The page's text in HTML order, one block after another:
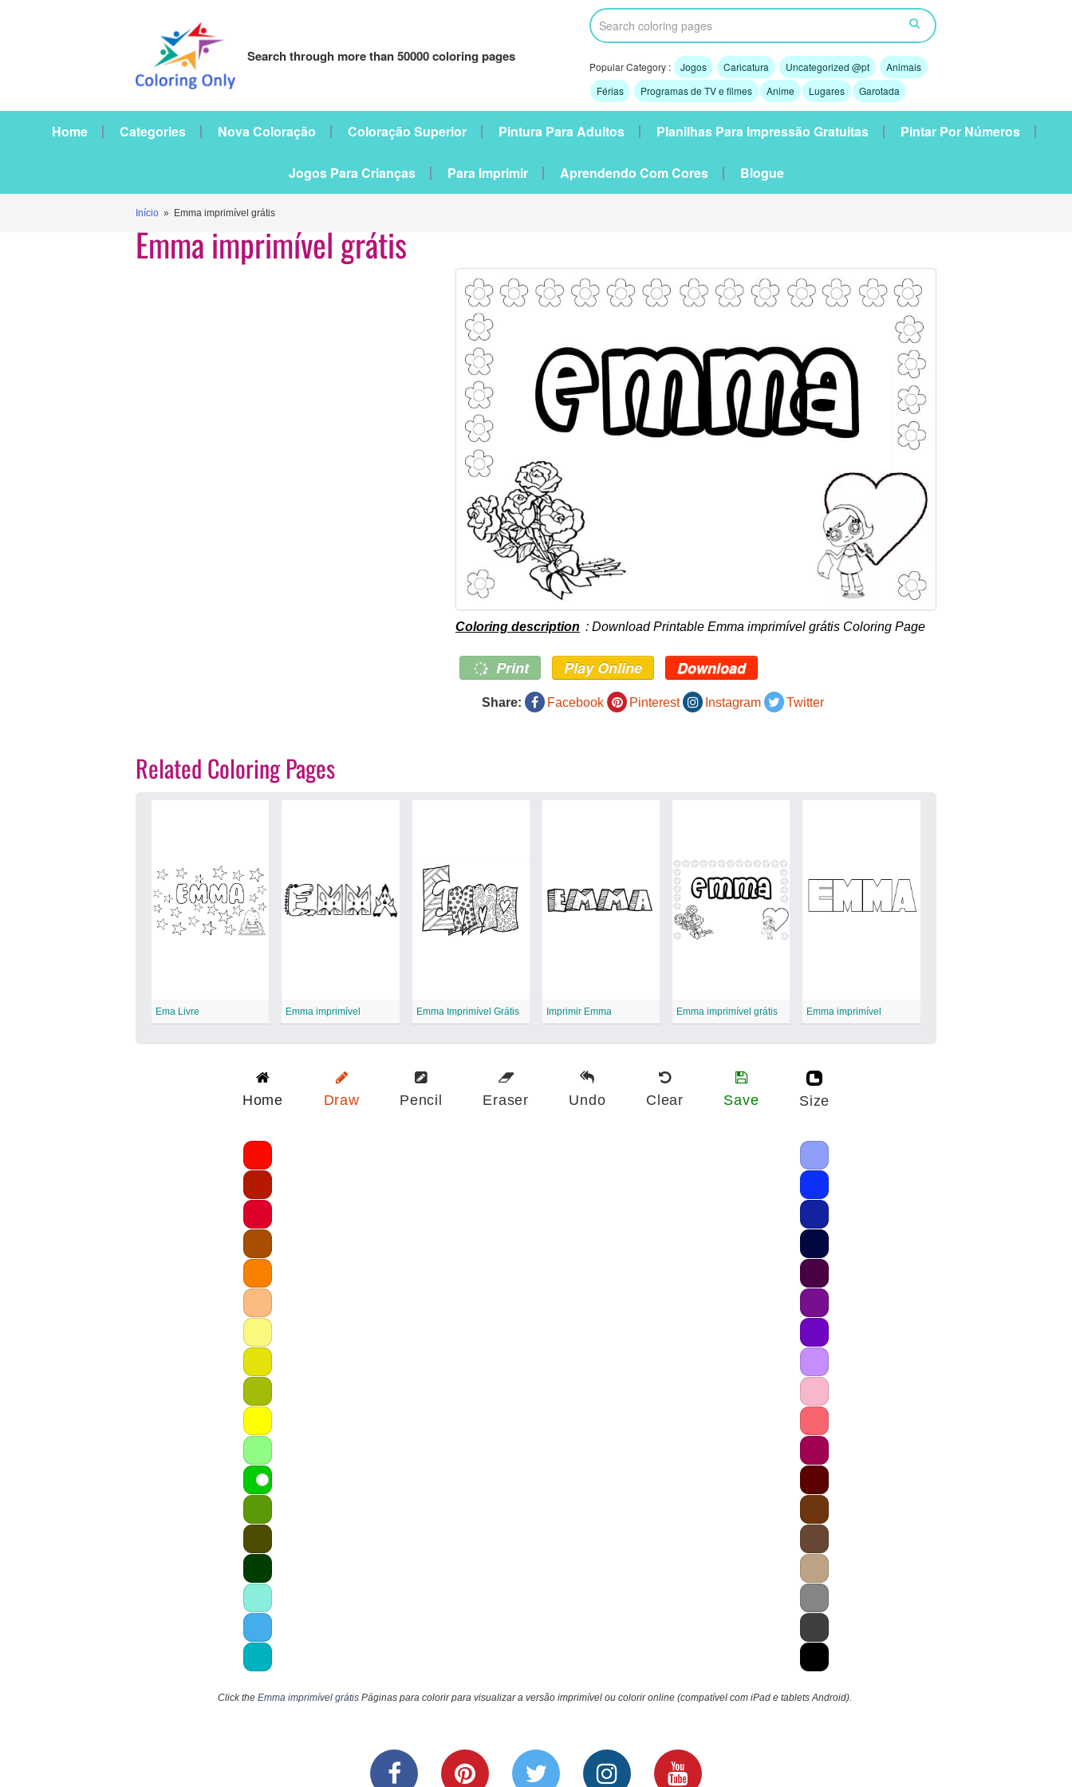
Search through more than 50000 coloring pages
Popular Category : Jogos Caricatura Uncategorized @pt
Animais
Férias
Programas de TV e filmes Anime Lugares Garotada
Home Categories Nova Coloração Coloração Superior Pintura Para Adultos Planilhas Para Impressão Gratuitas Pintar Por Números
Jogos Para Crianças Para Imprimir Aprendendo Com Cores Blogue
Início » Emma imprimível grátis
Emma imprimível grátis
Coloring description : Download Printable Emma imprimível grátis Coloring Page
Print Play Online Download
Share: Facebook Pinterest Instagram Twitter
Related Coloring Pages
Ema Livre Emma imprimível Emma Imprimível Grátis Imprimir Emma Emma imprimível grátis Emma imprimível
Home Draw Pencil Eraser Undo Clear Save Size
Click the Emma imprimível grátis Páginas para colorir para visualizar a versão imprimível ou colorir online (compatível com iPad e tablets Android).